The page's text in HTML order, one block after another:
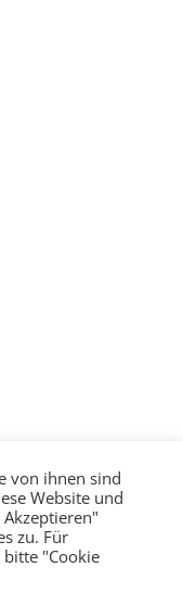
von ihnen sind
Website und
zu. Für
bitte "Cookie